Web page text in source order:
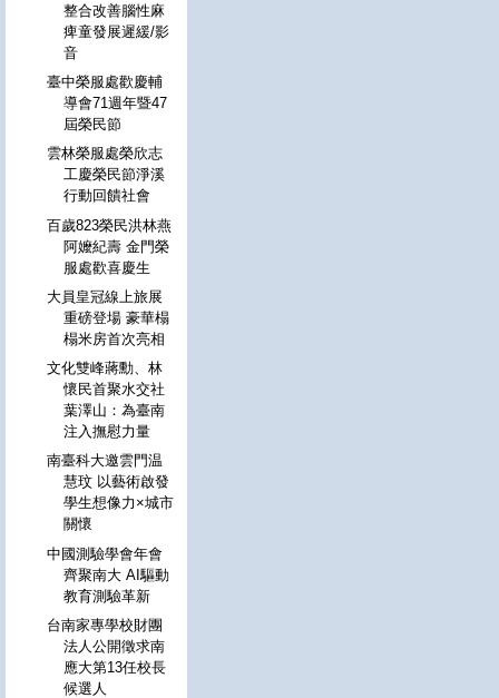
整合改善腦性麻
痺童發展遲緩/影
音
臺中榮服處歡慶輔
導會71週年暨47
屆榮民節
雲林榮服處榮欣志
工慶榮民節淨溪
行動回饋社會
百歲823榮民洪林燕
阿嬤紀壽 金門榮
服處歡喜慶生
大員皇冠線上旅展
重磅登場 豪華榻
榻米房首次亮相
文化雙峰蔣勳、林
懷民首聚水交社
葉澤山：為臺南
注入撫慰力量
南臺科大邀雲門温
慧玟 以藝術啟發
學生想像力×城市
關懷
中國測驗學會年會
齊聚南大 AI驅動
教育測驗革新
台南家專學校財團
法人公開徵求南
應大第13任校長
候選人